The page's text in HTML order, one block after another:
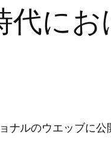
代に
ナルのウエッブに公